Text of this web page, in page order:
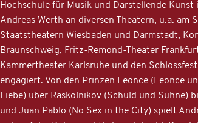
Hochschule für Musik und Darstellende
Andreas Werth an diversen Theatern, u.a. am
Staatstheatern Wiesbaden und Darmstadt,
Braunschweig, Fritz-Remond-Theater
Kammertheater Karlsruhe und den
engagiert. Von den Prinzen Leonce (Leonce
Liebe) über Raskolnikov (Schuld und Sühne)
und Juan Pablo (No Sex in the City) spielt